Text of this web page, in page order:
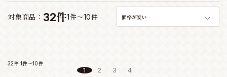
対象商品： 32件1件～10件 価格が安い
32件 1件～10件
1 2 3 4